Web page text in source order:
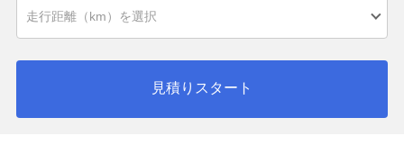
見積りスタート